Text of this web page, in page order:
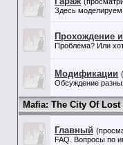
Здесь моделируем
Прохождение
Проблема? Или
Модификации
Обсуждение
Mafia: The City Of Lost
Главный
FAQ. Вопросы по